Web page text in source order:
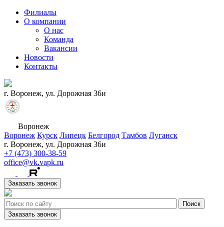
Филиалы
О компании
О нас
Команда
Вакансии
Новости
Контакты
г. Воронеж, ул. Дорожная 36и
Воронеж
Воронеж Курск Липецк Белгород Тамбов Луганск
г. Воронеж, ул. Дорожная 36и
+7 (473) 300-38-59
office@vk.vapk.ru
Заказать звонок
Заказать звонок